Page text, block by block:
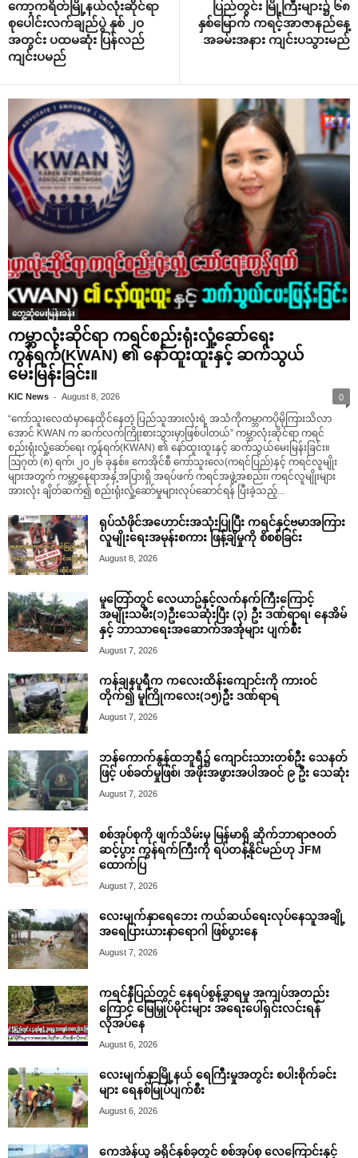
‌ကော့ကရိတ်မြို့နယ်လုံးဆိုင်ရာ
စု‌ပေါင်းလက်ချည်ပွဲ နှစ် ၂ဝ
အတွင်း ပထမဆုံး ပြန်လည်
ကျင်းပမည်
ပြည်တွင်း မြို့ကြီးများ၌ ၆၈
နှစ်‌မြောက် ကရင့်အာဇာနည်‌နေ့
အခမ်းအနား ကျင်းပသွားမည်
တွေ့ဆုံမေးမြန်းခန်း
ကမ္ဘာလုံးဆိုင်ရာ ကရင်စည်းရုံးလှုံ့ဆော်ရေး
ကွန်ရက်(KWAN) ၏ နော်ထူးထူးနှင့် ဆက်သွယ်
မေးမြန်းခြင်း။
KIC News - August 8, 2026 0
“ကော်သူးလေထဲမှာနေထိုင်နေတဲ့ ပြည်သူအားလုံးရဲ့ အသံကိုကမ္ဘာကပိုမိုကြားသိလာ
အောင် KWAN က ဆက်လက်ကြိုးစားသွားမှာဖြစ်ပါတယ်” ကမ္ဘာလုံးဆိုင်ရာ ကရင်
စည်းရုံးလှုံ့ဆော်ရေး ကွန်ရက်(KWAN) ၏ နော်ထူးထူးနှင့် ဆက်သွယ်မေးမြန်းခြင်း။
ဩဂုတ် (၈) ရက်၊ ၂၀၂၆ ခုနှစ်။ ကေအိုင်စီ ကော်သူးလေ(ကရင်ပြည်)နှင့် ကရင်လူမျိုး
များအတွက် ကမ္ဘာ့နေရာအနှံ့အပြားရှိ အရပ်ဖက် ကရင်အဖွဲ့အစည်း၊ ကရင်လူမျိုးများ
အားလုံး ချိတ်ဆက်၍ စည်းရုံးလှုံ့ဆော်မှုများလုပ်ဆောင်ရန် ပြီးခဲ့သည့်...
ရုပ်သံဖိုင်အဟောင်းအသုံးပြုပြီး ကရင်နှင့်ဗမာအကြား
လူမျိုးရေးအမုန်းစကား ဖြန့်ချိမှုကို စိစစ်ခြင်း
August 8, 2026
မူတြော်တွင် လေယာဥ်နှင့်လက်နက်ကြီးကြောင့်
အမျိုးသမီး(၁)ဦးသေဆုံးပြီး (၃) ဦး ဒဏ်ရာရ၊ နေအိမ်
နှင့် ဘာသာရေးအဆောက်အအုံများ ပျက်စီး
August 7, 2026
ကန်ချနပူရီက ကလေးထိန်းကျောင်းကို ကားဝင်
တိုက်၍ မူကြိုကလေး(၁၅)ဦး ဒဏ်ရာရ
August 7, 2026
ဘန်ကောက်နွန်ထဘူရီ၌ ကျောင်းသားတစ်ဦး သေနတ်
ဖြင့် ပစ်ခတ်မှုဖြစ်၊ အဖိုးအဖွားအပါအဝင် ၉ ဦး သေဆုံး
August 7, 2026
စစ်အုပ်စုကို ဖျက်သိမ်းမှ မြန်မာရှိ ဆိုက်ဘာရာဇဝတ်
ဆင့်ပွား ကွန်ရက်ကြီးကို ရပ်တန့်နိုင်မည်ဟု JFM
ထောက်ပြ
August 7, 2026
လေးမျက်နှာရေဘေး ကယ်ဆယ်ရေးလုပ်နေသူအချို့
အရေပြားယားနာရောဂါ ဖြစ်ပွားနေ
August 7, 2026
ကရင်နီပြည်တွင် နေရပ်စွန့်ခွာရမှု အကျပ်အတည်း
ကြောင့် မြေမြှုပ်မိုင်းများ အရေးပေါ်ရှင်းလင်းရန်
လိုအပ်နေ
August 6, 2026
လေးမျက်နှာမြို့နယ် ရေကြီးမှုအတွင်း စပါးစိုက်ခင်း
များ ရေနစ်မြုပ်ပျက်စီး
August 6, 2026
ကေအဲန်ယူ ခရိုင်နှစ်ခုတွင် စစ်အုပ်စု လေကြောင်းနှင့်